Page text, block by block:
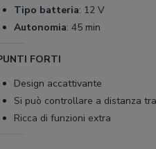
Tipo batteria: 12 V
Autonomia: 45 min
FORTI
Design accattivante
Si può controllare a distanza
Ricca di funzioni extra